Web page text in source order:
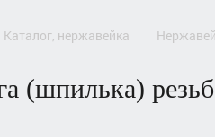
каталог, нержавейка
(шпилька)